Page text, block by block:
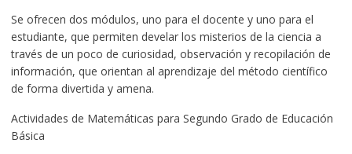
Se ofrecen dos módulos, uno para el docente y uno para el
estudiante, que permiten develar los misterios de la ciencia a
través de un poco de curiosidad, observación y recopilación de
información, que orientan al aprendizaje del método científico
de forma divertida y amena.
Actividades de Matemáticas para Segundo Grado de Educación
Básica